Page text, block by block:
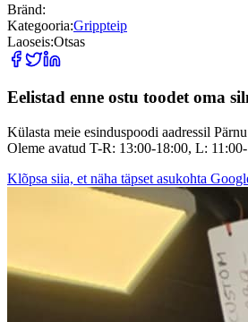
Bränd:
Kategooria:Grippteip
Laoseis:Otsas
Eelistad enne ostu toodet oma
Külasta meie esinduspoodi aadressil
Oleme avatud T-R: 13:00-18:00, L:
Klõpsa siia, et näha täpset asukohta